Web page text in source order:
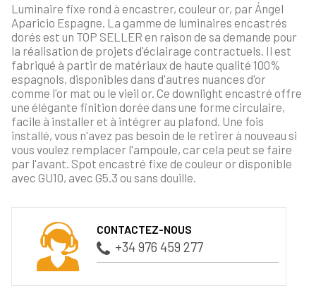
Luminaire fixe rond à encastrer, couleur or, par Ángel
Aparicio Espagne. La gamme de luminaires encastrés
dorés est un TOP SELLER en raison de sa demande pour
la réalisation de projets d'éclairage contractuels. Il est
fabriqué à partir de matériaux de haute qualité 100%
espagnols, disponibles dans d'autres nuances d'or
comme l'or mat ou le vieil or. Ce downlight encastré offre
une élégante finition dorée dans une forme circulaire,
facile à installer et à intégrer au plafond. Une fois
installé, vous n'avez pas besoin de le retirer à nouveau si
vous voulez remplacer l'ampoule, car cela peut se faire
par l'avant. Spot encastré fixe de couleur or disponible
avec GU10, avec G5.3 ou sans douille.
CONTACTEZ-NOUS
+34 976 459 277